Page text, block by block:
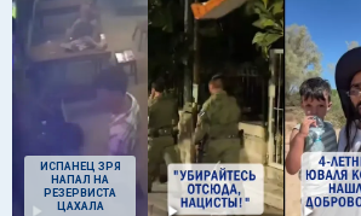
ИСПАНЕЦ ЗРЯ
НАПАЛ НА
РЕЗЕРВИСТА
ЦАХАЛА